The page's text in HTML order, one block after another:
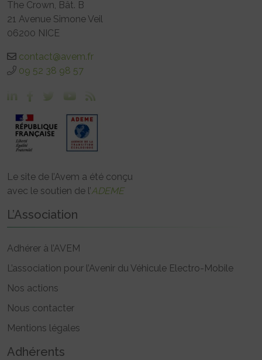
The Crown, Bât. B
21 Avenue Simone Veil
06200 NICE
contact@avem.fr
09 52 38 98 57
Le site de l’Avem a été conçu
avec le soutien de l’ADEME
L’Association
Adhérer à l’AVEM
L’association pour l’Avenir du Véhicule Electro-Mobile
Nos actions
Nous contacter
Mentions légales
Adhérents